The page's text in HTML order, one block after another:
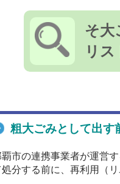
そ大
リ
粗大ごみとして出す
覇市の連携事業者が運営
処分する前に、再利用（